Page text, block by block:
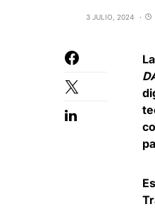
3 JULIO, 2024
La